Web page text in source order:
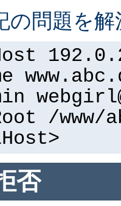
の問題を
/www/
否